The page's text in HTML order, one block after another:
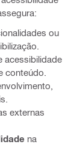
ou
acessibilidade
conteúdo.
externas
na